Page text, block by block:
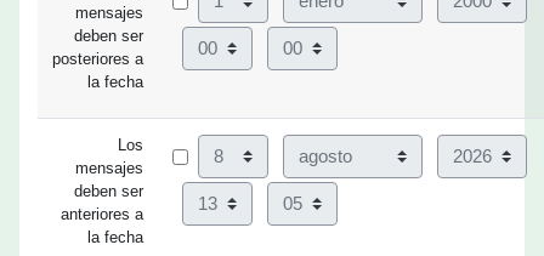
mensajes
deben ser
posteriores a
la fecha
Hora Minuto
Los
mensajes
deben ser
anteriores a
la fecha
Día Año
Hora Minuto